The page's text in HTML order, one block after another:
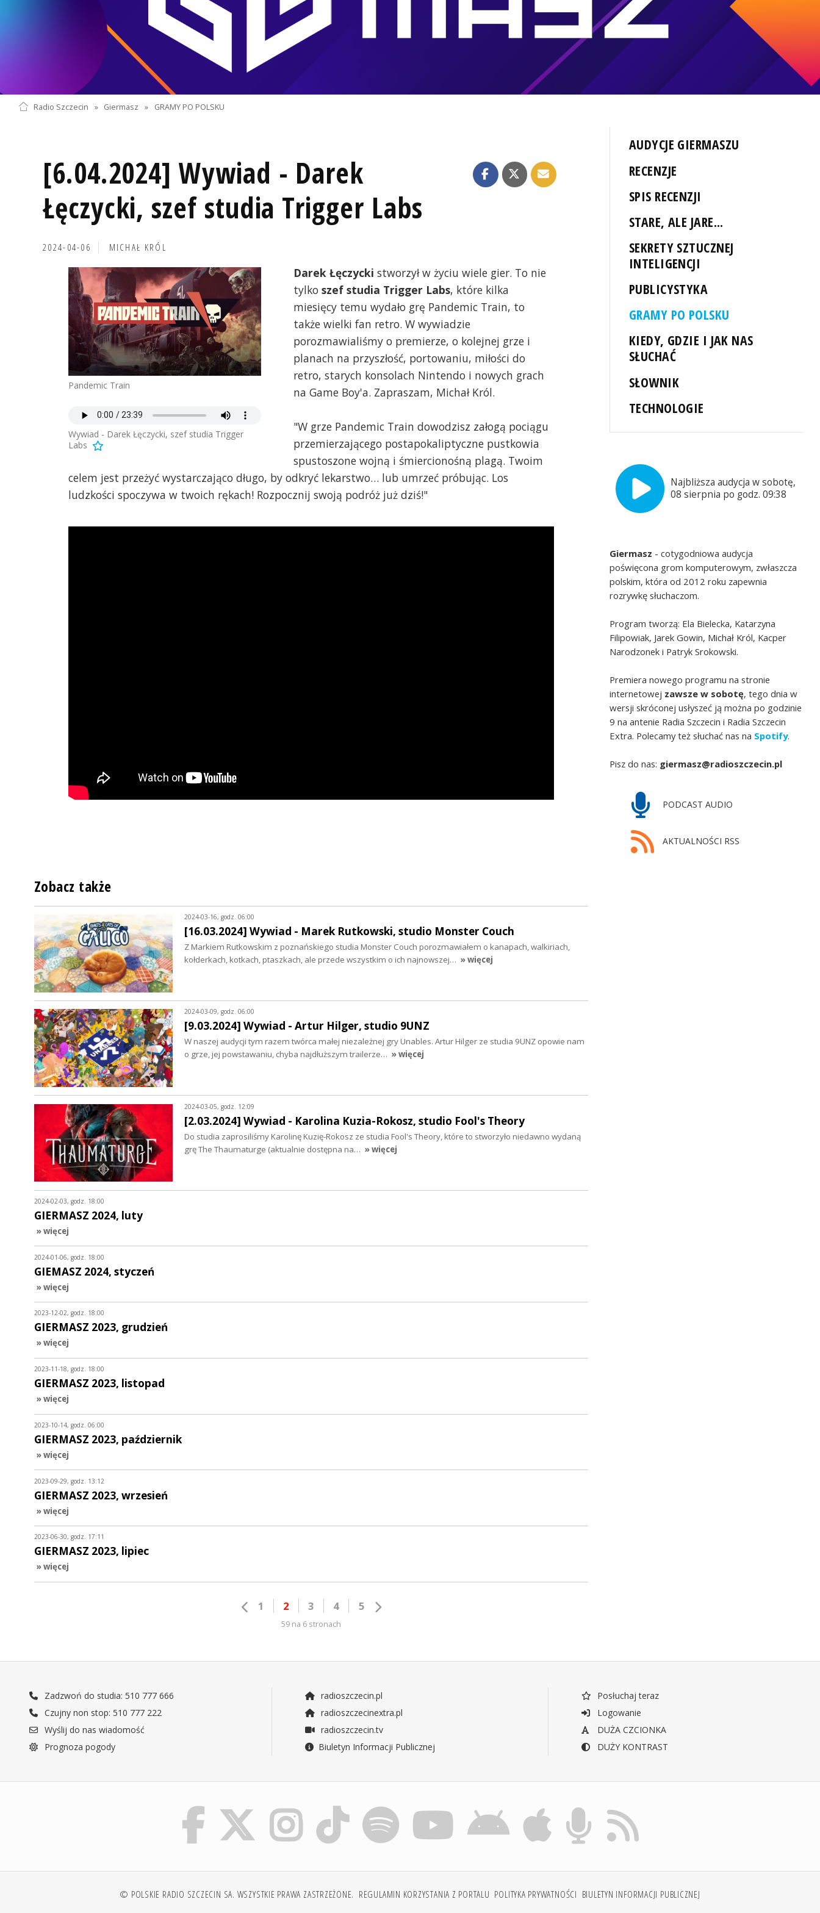
Radio Szczecin » Giermasz » GRAMY PO POLSKU
[6.04.2024] Wywiad - Darek
Łęczycki, szef studia Trigger Labs
2024-04-06 MICHAŁ KRÓL
Pandemic Train
Wywiad - Darek Łęczycki, szef studia Trigger
Labs
Darek Łęczycki stworzył w życiu wiele gier. To nie
tylko szef studia Trigger Labs, które kilka
miesięcy temu wydało grę Pandemic Train, to
także wielki fan retro. W wywiadzie
porozmawialiśmy o premierze, o kolejnej grze i
planach na przyszłość, portowaniu, miłości do
retro, starych konsolach Nintendo i nowych grach
na Game Boy'a. Zapraszam, Michał Król.
"W grze Pandemic Train dowodzisz załogą pociągu
przemierzającego postapokaliptyczne pustkowia
spustoszone wojną i śmiercionośną plagą. Twoim
celem jest przeżyć wystarczająco długo, by odkryć lekarstwo… lub umrzeć próbując. Los
ludzkości spoczywa w twoich rękach! Rozpocznij swoją podróż już dziś!"
AUDYCJE GIERMASZU
RECENZJE
SPIS RECENZJI
STARE, ALE JARE...
SEKRETY SZTUCZNEJ
INTELIGENCJI
PUBLICYSTYKA
GRAMY PO POLSKU
KIEDY, GDZIE I JAK NAS
SŁUCHAĆ
SŁOWNIK
TECHNOLOGIE
Najbliższa audycja w sobotę,
08 sierpnia po godz. 09:38
Giermasz - cotygodniowa audycja
poświęcona grom komputerowym, zwłaszcza
polskim, która od 2012 roku zapewnia
rozrywkę słuchaczom.
Program tworzą: Ela Bielecka, Katarzyna
Filipowiak, Jarek Gowin, Michał Król, Kacper
Narodzonek i Patryk Srokowski.
Premiera nowego programu na stronie
internetowej zawsze w sobotę, tego dnia w
wersji skróconej usłyszeć ją można po godzinie
9 na antenie Radia Szczecin i Radia Szczecin
Extra. Polecamy też słuchać nas na Spotify.
Pisz do nas: giermasz@radioszczecin.pl
PODCAST AUDIO
AKTUALNOŚCI RSS
Zobacz także
2024-03-16, godz. 06:00
[16.03.2024] Wywiad - Marek Rutkowski, studio Monster Couch
Z Markiem Rutkowskim z poznańskiego studia Monster Couch porozmawiałem o kanapach, walkiriach,
kołderkach, kotkach, ptaszkach, ale przede wszystkim o ich najnowszej… » więcej
2024-03-09, godz. 06:00
[9.03.2024] Wywiad - Artur Hilger, studio 9UNZ
W naszej audycji tym razem twórca małej niezależnej gry Unables. Artur Hilger ze studia 9UNZ opowie nam
o grze, jej powstawaniu, chyba najdłuższym trailerze… » więcej
2024-03-05, godz. 12:09
[2.03.2024] Wywiad - Karolina Kuzia-Rokosz, studio Fool's Theory
Do studia zaprosiliśmy Karolinę Kuzię-Rokosz ze studia Fool's Theory, które to stworzyło niedawno wydaną
grę The Thaumaturge (aktualnie dostępna na… » więcej
2024-02-03, godz. 18:00
GIERMASZ 2024, luty
» więcej
2024-01-06, godz. 18:00
GIEMASZ 2024, styczeń
» więcej
2023-12-02, godz. 18:00
GIERMASZ 2023, grudzień
» więcej
2023-11-18, godz. 18:00
GIERMASZ 2023, listopad
» więcej
2023-10-14, godz. 06:00
GIERMASZ 2023, październik
» więcej
2023-09-29, godz. 13:12
GIERMASZ 2023, wrzesień
» więcej
2023-06-30, godz. 17:11
GIERMASZ 2023, lipiec
» więcej
1 2 3 4 5
59 na 6 stronach
Zadzwoń do studia: 510 777 666
Czujny non stop: 510 777 222
Wyślij do nas wiadomość
Prognoza pogody
radioszczecin.pl
radioszczecinextra.pl
radioszczecin.tv
Biuletyn Informacji Publicznej
Posłuchaj teraz
Logowanie
DUŻA CZCIONKA
DUŻY KONTRAST
© POLSKIE RADIO SZCZECIN SA. WSZYSTKIE PRAWA ZASTRZEŻONE. REGULAMIN KORZYSTANIA Z PORTALU POLITYKA PRYWATNOŚCI BIULETYN INFORMACJI PUBLICZNEJ